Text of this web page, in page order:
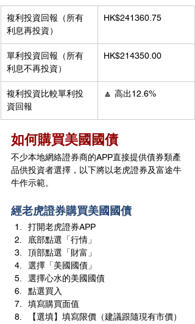
複利投資回報（所有
利息再投資）
HK$241360.75
單利投資回報（所有
利息不再投資）
HK$214350.00
複利投資比較單利投
資回報
🔼 高出12.6%
如何購買美國國債
不少本地網絡證券商的APP直接提供債券類產
品供投資者選擇，以下將以老虎證券及富途牛
牛作示範。
經老虎證券購買美國國債
打開老虎證券APP
底部點選「行情」
頂部點選「財富」
選擇「美國國債」
選擇心水的美國國債
點選買入
填寫購買面值
【選填】填寫限價（建議跟隨現有市價）